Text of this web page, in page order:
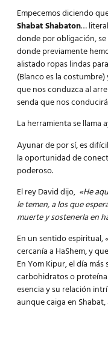
Empecemos diciendo
Shabat Shabaton…
donde por obligación,
donde previamente
alistado ropas lindas
(Blanco es la
que nos conduzca al
senda que nos
La herramienta se llama
Ayunar de por sí,es
la oportunidad de
poderoso.
El rey David dijo, «He
le temen, a los que
muerte y sostenerla en
En un sentido espiritual,
cercanía a HaShem, y
En Yom Kipur, el día
carbohidratos o
esencia y su relación
aunque caiga en